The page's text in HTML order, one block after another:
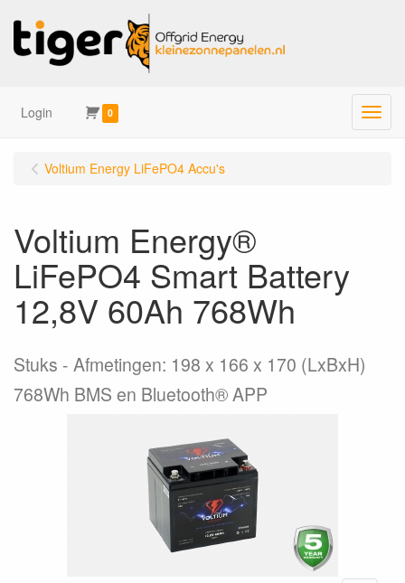
Login 0 Menu
Voltium Energy LiFePO4 Accu's
Voltium Energy®
LiFePO4 Smart Battery
12,8V 60Ah 768Wh
Stuks
Afmetingen: 198 x 166 x 170 (LxBxH)
768Wh BMS en Bluetooth® APP